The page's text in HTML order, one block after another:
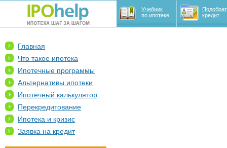
Учебник
по ипотеке
кредит
Главная
Что такое ипотека
Ипотечные программы
Альтернативы ипотеки
Ипотечный калькулятор
Перекредитование
Ипотека и кризис
Заявка на кредит